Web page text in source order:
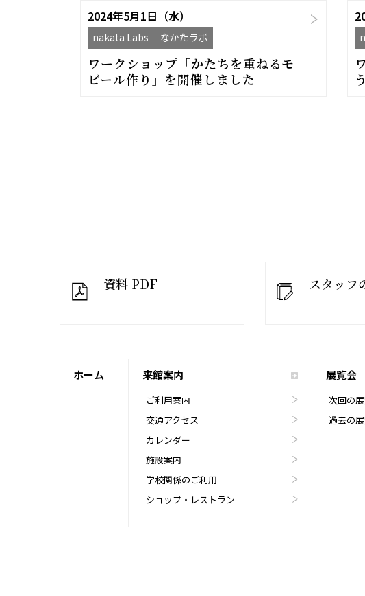
2024年5月1日（水）
nakata Labs なかたラボ
ワークショップ「かたちを重ねるモ
ビール作り」を開催しました
資料 PDF スタッフ
ホーム 来館案内
ご利用案内
交通アクセス
カレンダー
施設案内
学校関係のご利用
ショップ・レストラン
展覧会
次回の
過去の